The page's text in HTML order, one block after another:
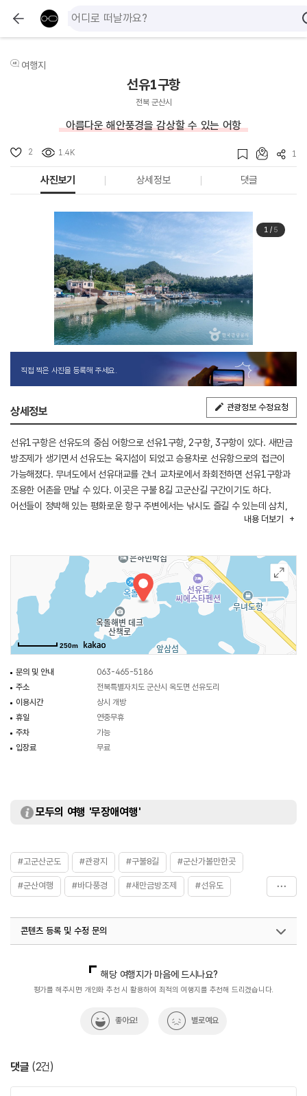
여행지
선유1구항
전북 군산시
아름다운 해안풍경을 감상할 수 있는 어항
2 1.4K 1
사진보기 상세정보 댓글
1/ 5
직접 찍은 사진을 등록해 주세요.
상세정보 관광정보 수정요청
선유1구항은 선유도의 중심 어항으로 선유1구항, 2구항, 3구항이 있다. 새만금
방조제가 생기면서 선유도는 육지섬이 되었고 승용차로 선유항으로의 접근이
가능해졌다. 무녀도에서 선유대교를 건너 교차로에서 좌회전하면 선유1구항과
조용한 어촌을 만날 수 있다. 이곳은 구불 8길 고군산길 구간이기도 하다.
어선들이 정박해 있는 평화로운 항구 주변에서는 낚시도 즐길 수 있는데 삼치,
고등어, 주꾸미, 벵에돔, 갑오징어 등이 잡힌다. 마을에서 해안을 따라 남녀노소
바위 쪽으로 내려갈 수도 있다. 바위에 부딪히는 파도 소리와 주상절리,
기암괴석, 고군산군도 바다 풍경을 감상할 수 있다. 마을에는 바다 전망의
민박과 펜션, 마트와 식당이 있다.
내용 더보기
250m
문의 및 안내
063-465-5186
주소
전북특별자치도 군산시 옥도면 선유도리
이용시간
상시 개방
휴일
연중무휴
주차
가능
입장료
무료
모두의 여행 '무장애여행'
#고군산군도 #관광지 #구불8길 #군산가볼만한곳
#군산여행 #바다풍경 #새만금방조제 #선유도
콘텐츠 등록 및 수정 문의
해당 여행지가 마음에 드시나요?
평가를 해주시면 개인화 추천 시 활용하여 최적의 여행지를 추천해 드리겠습니다.
좋아요! 별로예요
댓글 (2건)